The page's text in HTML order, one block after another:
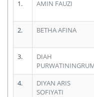
1.
AMIN FAUZI
2.
BETHA AFINA
3.
DIAH
4.
DIYAN ARIS
SOFIYATI